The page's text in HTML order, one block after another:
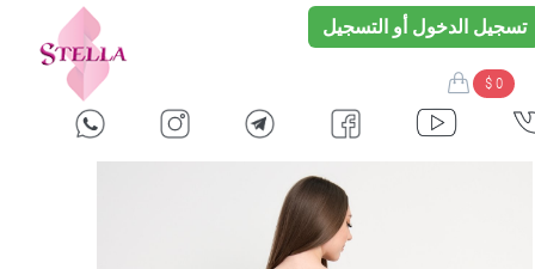
تسجيل الدخول أو التسجيل
$ 0